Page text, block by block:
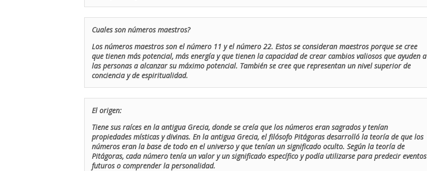
Cuales son números maestros?
Los números maestros son el número 11 y el número 22. Estos se consideran maestros porque se cree
que tienen más potencial, más energía y que tienen la capacidad de crear cambios valiosos que ayuden a
las personas a alcanzar su máximo potencial. También se cree que representan un nivel superior de
conciencia y de espiritualidad.
El origen:
Tiene sus raíces en la antigua Grecia, donde se creía que los números eran sagrados y tenían
propiedades místicas y divinas. En la antigua Grecia, el filósofo Pitágoras desarrolló la teoría de que los
números eran la base de todo en el universo y que tenían un significado oculto. Según la teoría de
Pitágoras, cada número tenía un valor y un significado específico y podía utilizarse para predecir eventos
futuros o comprender la personalidad.